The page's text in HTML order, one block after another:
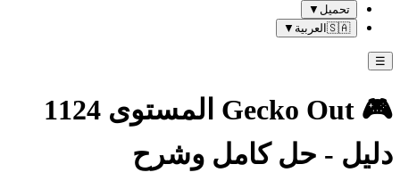
تحميل ▼
🇸🇦 العربية ▼
☰
🎮 Gecko Out المستوى 1124
دليل - حل كامل وشرح